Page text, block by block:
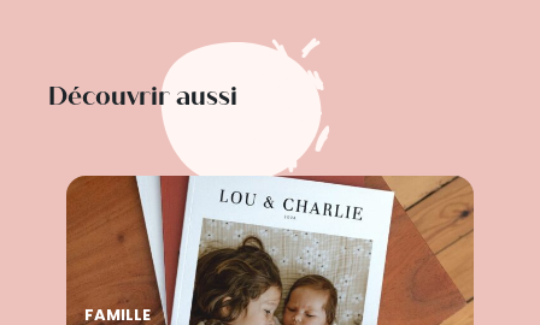
Découvrir aussi
FAMILLE